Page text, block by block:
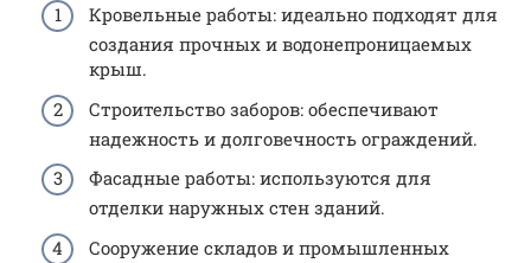
Кровельные работы: идеально подходят для
создания прочных и водонепроницаемых
крыш.
Строительство заборов: обеспечивают
надежность и долговечность ограждений.
Фасадные работы: используются для
отделки наружных стен зданий.
Сооружение складов и промышленных